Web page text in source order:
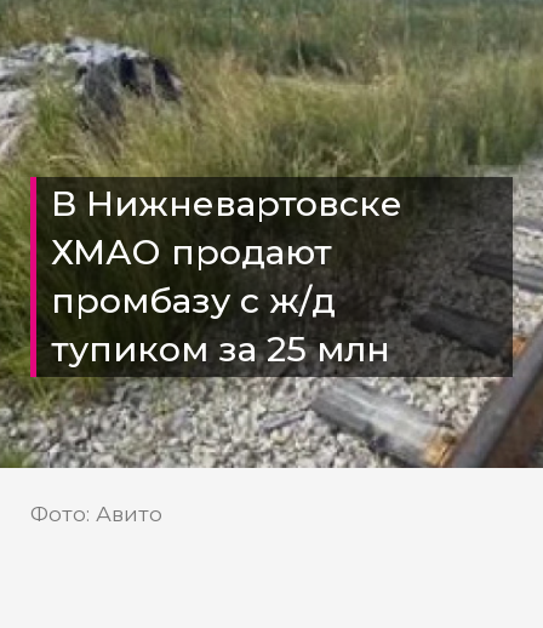
В Нижневартовске
ХМАО продают
промбазу с ж/д
тупиком за 25 млн
Фото: Авито